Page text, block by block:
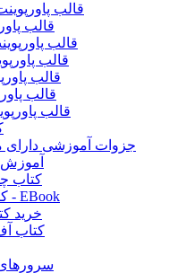
قالب
قالب
قالب
قالب
قالب
قالب
قالب
جزوات آموزشی دارای
آموزش
کتاب
کتاب الکترونیک - EBook
خرید
کتاب